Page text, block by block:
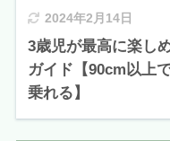
2024年2月14日
3歳児が最高に楽し
ガイド【90cm以上
乗れる】